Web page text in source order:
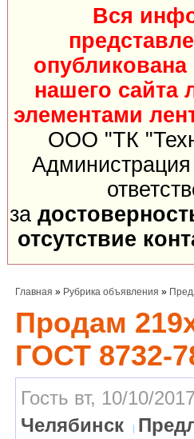
Вся
нашего сайта
элементами
ООО "ТК
за
отсутствие
Главная » Рубрика объявления »
Продам
ГОСТ 8732-
Гость вт, 10/10/
Челябинск